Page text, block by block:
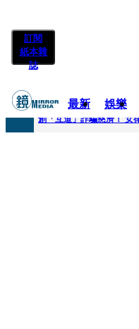
訂閱
紙本雜
誌
最新 娛樂
快訊
創「互道」詐騙慈濟！ 女